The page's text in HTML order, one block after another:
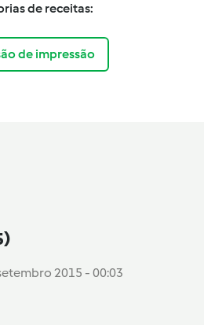
de receitas:
de impressão
2015 - 00:03